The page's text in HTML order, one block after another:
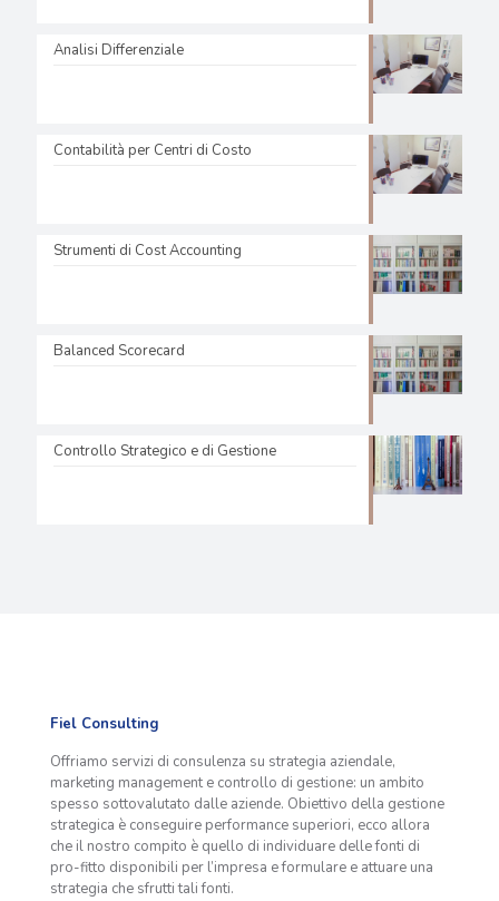
Analisi Differenziale
Contabilità per Centri di Costo
Strumenti di Cost Accounting
Balanced Scorecard
Controllo Strategico e di Gestione
Fiel Consulting
Offriamo servizi di consulenza su strategia aziendale,
marketing management e controllo di gestione: un ambito
spesso sottovalutato dalle aziende. Obiettivo della gestione
strategica è conseguire performance superiori, ecco allora
che il nostro compito è quello di individuare delle fonti di
pro-fitto disponibili per l’impresa e formulare e attuare una
strategia che sfrutti tali fonti.